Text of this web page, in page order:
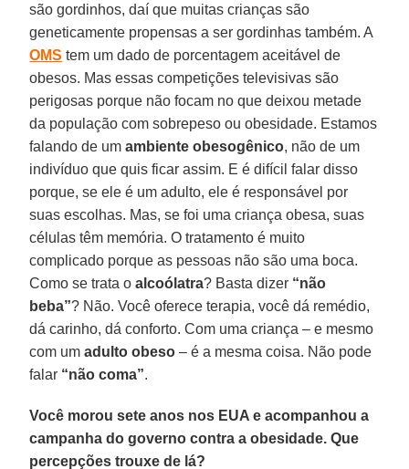
são gordinhos, daí que muitas crianças são
geneticamente propensas a ser gordinhas também. A
OMS tem um dado de porcentagem aceitável de
obesos. Mas essas competições televisivas são
perigosas porque não focam no que deixou metade
da população com sobrepeso ou obesidade. Estamos
falando de umambiente obesogênico, não de um
indivíduo que quis ficar assim. E é difícil falar disso
porque, se ele é um adulto, ele é responsável por
suas escolhas. Mas, se foi uma criança obesa, suas
células têm memória. O tratamento é muito
complicado porque as pessoas não são uma boca.
Como se trata oalcoólatra? Basta dizer “não
beba”? Não. Você oferece terapia, você dá remédio,
dá carinho, dá conforto. Com uma criança – e mesmo
com umadulto obeso – é a mesma coisa. Não pode
falar “não coma”.
Você morou sete anos nos EUA e acompanhou a
campanha do governo contra a obesidade. Que
percepções trouxe de lá?